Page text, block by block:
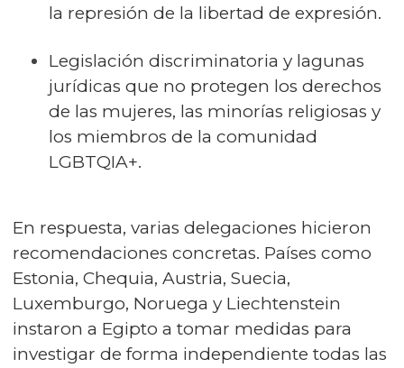
la represión de la libertad de expresión.
Legislación discriminatoria y lagunas
jurídicas que no protegen los derechos
de las mujeres, las minorías religiosas y
los miembros de la comunidad
LGBTQIA+.
En respuesta, varias delegaciones hicieron
recomendaciones concretas. Países como
Estonia, Chequia, Austria, Suecia,
Luxemburgo, Noruega y Liechtenstein
instaron a Egipto a tomar medidas para
investigar de forma independiente todas las